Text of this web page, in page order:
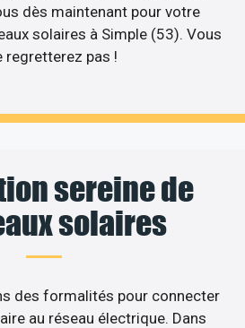
dès maintenant pour votre
solaires à Simple (53). Vous
regretterez pas !
sereine de
solaires
des formalités pour connecter
au réseau électrique. Dans